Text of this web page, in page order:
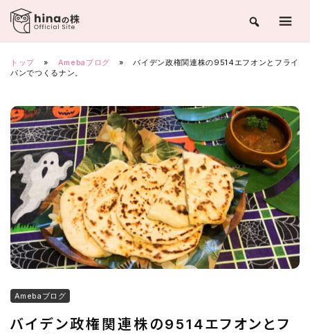
Skip
content
トップ » Amebaブログ »
バイデン政権関連株の9514エフオンとフライ
パンでつくるナン。
Amebaブログ
バイデン政権関連株の9514エフオンとフ